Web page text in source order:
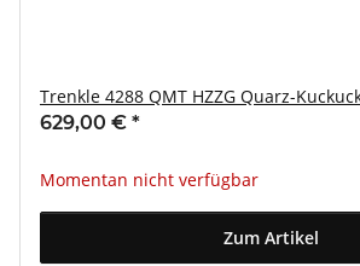
Trenkle 4288 QMT HZZG Quarz-
629,00 € *
Momentan nicht verfügbar
Zum Artikel